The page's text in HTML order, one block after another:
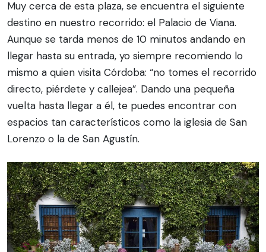
Muy cerca de esta plaza, se encuentra el siguiente
destino en nuestro recorrido: el Palacio de Viana.
Aunque se tarda menos de 10 minutos andando en
llegar hasta su entrada, yo siempre recomiendo lo
mismo a quien visita Córdoba: “no tomes el recorrido
directo, piérdete y callejea”. Dando una pequeña
vuelta hasta llegar a él, te puedes encontrar con
espacios tan característicos como la iglesia de San
Lorenzo o la de San Agustín.